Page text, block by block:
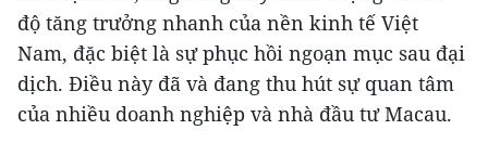
độ tăng trưởng nhanh của nền kinh tế Việt
Nam, đặc biệt là sự phục hồi ngoạn mục sau đại
dịch. Điều này đã và đang thu hút sự quan tâm
của nhiều doanh nghiệp và nhà đầu tư Macau.